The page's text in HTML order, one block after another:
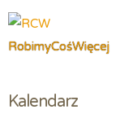
RobimyCośWięcej
Kalendarz